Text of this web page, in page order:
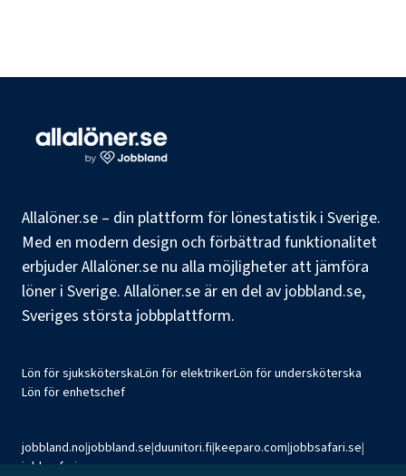
Allalöner.se – din plattform för lönestatistik i Sverige.
Med en modern design och förbättrad funktionalitet
erbjuder Allalöner.se nu alla möjligheter att jämföra
löner i Sverige. Allalöner.se är en del av jobbland.se,
Sveriges största jobbplattform.
Lön för sjuksköterskaLön för elektrikerLön för undersköterska
Lön för enhetschef
jobbland.no|jobbland.se|duunitori.fi|keeparo.com|jobbsafari.se|
jobbsafari.no